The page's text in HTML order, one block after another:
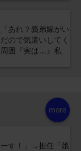
あれ？義弟嫁がい
ので気遣いしてく
囲『実は…』私
more
す！」→担任「娘